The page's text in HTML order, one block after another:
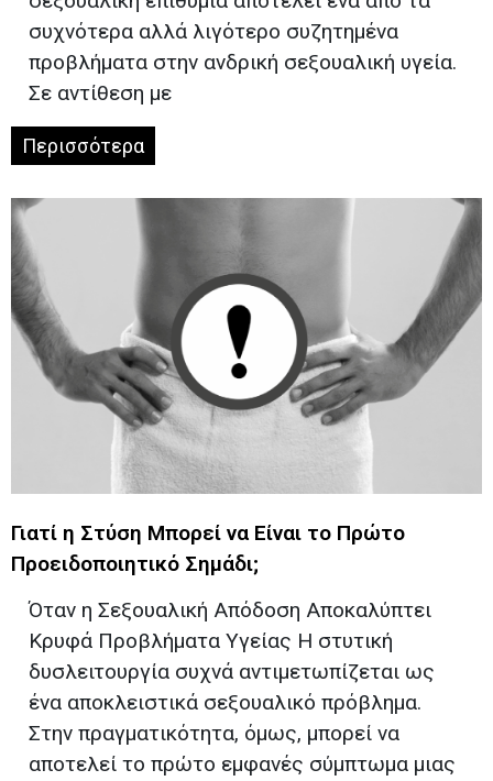
συχνότερα αλλά λιγότερο συζητημένα
προβλήματα στην ανδρική σεξουαλική υγεία.
Σε αντίθεση με
Περισσότερα
Γιατί η Στύση Μπορεί να Είναι το Πρώτο
Προειδοποιητικό Σημάδι;
Όταν η Σεξουαλική Απόδοση Αποκαλύπτει
Κρυφά Προβλήματα Υγείας Η στυτική
δυσλειτουργία συχνά αντιμετωπίζεται ως
ένα αποκλειστικά σεξουαλικό πρόβλημα.
Στην πραγματικότητα, όμως, μπορεί να
αποτελεί το πρώτο εμφανές σύμπτωμα μιας